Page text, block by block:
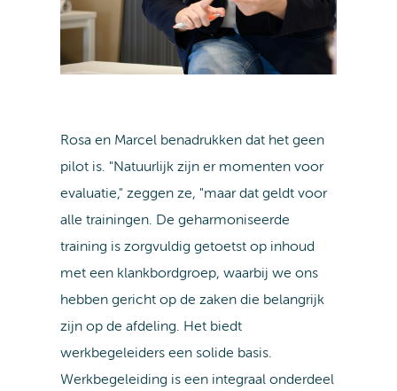
Rosa en Marcel benadrukken dat het geen
pilot is. "Natuurlijk zijn er momenten voor
evaluatie," zeggen ze, "maar dat geldt voor
alle trainingen. De geharmoniseerde
training is zorgvuldig getoetst op inhoud
met een klankbordgroep, waarbij we ons
hebben gericht op de zaken die belangrijk
zijn op de afdeling. Het biedt
werkbegeleiders een solide basis.
Werkbegeleiding is een integraal onderdeel